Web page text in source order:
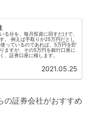
る分を、毎月投資に回すだけで、
。 例えば手取りが25万円だとし
っているのであれば、5万円を貯
ますが、その5万円を銀行口座に
、証券口座に移します。
2021.05.25
の証券会社がおすすめ